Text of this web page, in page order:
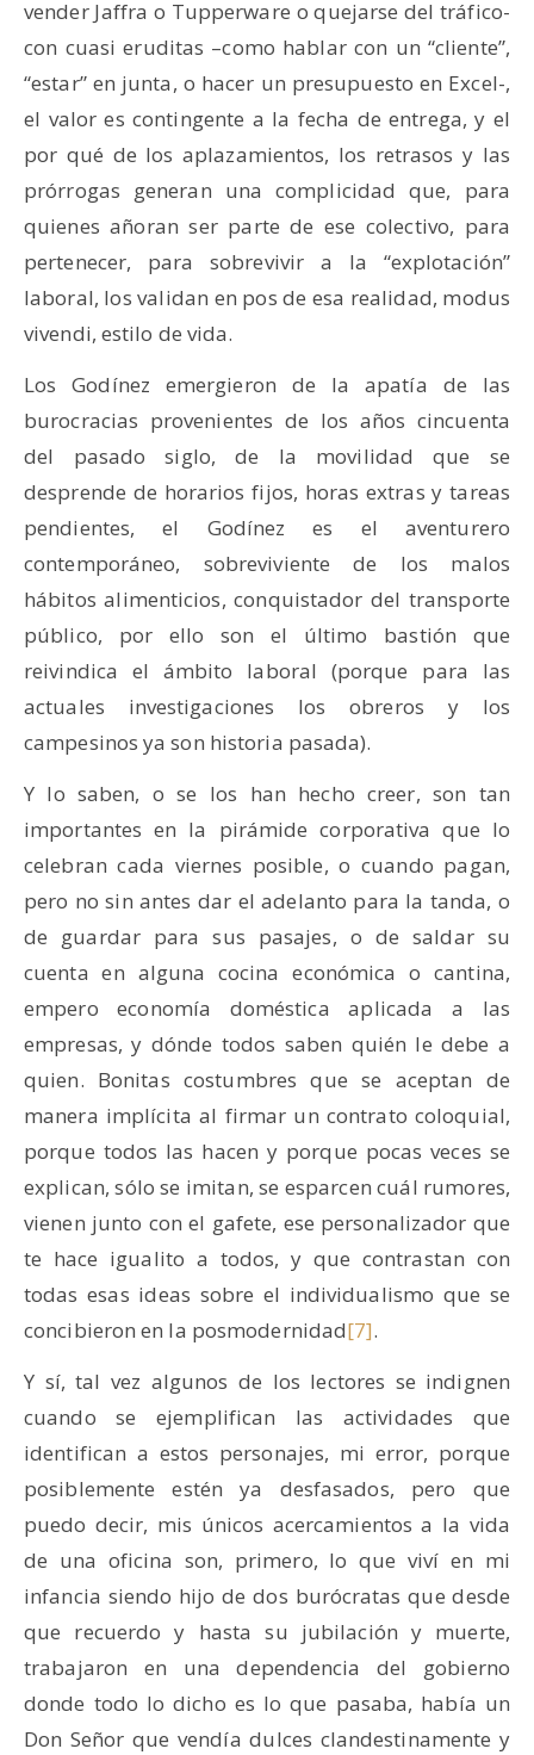
vender Jaffra o Tupperware o quejarse del tráfico-
con cuasi eruditas –como hablar con un “cliente”,
“estar” en junta, o hacer un presupuesto en Excel-,
el valor es contingente a la fecha de entrega, y el
por qué de los aplazamientos, los retrasos y las
prórrogas generan una complicidad que, para
quienes añoran ser parte de ese colectivo, para
pertenecer, para sobrevivir a la “explotación”
laboral, los validan en pos de esa realidad, modus
vivendi, estilo de vida.
Los Godínez emergieron de la apatía de las
burocracias provenientes de los años cincuenta
del pasado siglo, de la movilidad que se
desprende de horarios fijos, horas extras y tareas
pendientes, el Godínez es el aventurero
contemporáneo, sobreviviente de los malos
hábitos alimenticios, conquistador del transporte
público, por ello son el último bastión que
reivindica el ámbito laboral (porque para las
actuales investigaciones los obreros y los
campesinos ya son historia pasada).
Y lo saben, o se los han hecho creer, son tan
importantes en la pirámide corporativa que lo
celebran cada viernes posible, o cuando pagan,
pero no sin antes dar el adelanto para la tanda, o
de guardar para sus pasajes, o de saldar su
cuenta en alguna cocina económica o cantina,
empero economía doméstica aplicada a las
empresas, y dónde todos saben quién le debe a
quien. Bonitas costumbres que se aceptan de
manera implícita al firmar un contrato coloquial,
porque todos las hacen y porque pocas veces se
explican, sólo se imitan, se esparcen cuál rumores,
vienen junto con el gafete, ese personalizador que
te hace igualito a todos, y que contrastan con
todas esas ideas sobre el individualismo que se
concibieron en la posmodernidad[7].
Y sí, tal vez algunos de los lectores se indignen
cuando se ejemplifican las actividades que
identifican a estos personajes, mi error, porque
posiblemente estén ya desfasados, pero que
puedo decir, mis únicos acercamientos a la vida
de una oficina son, primero, lo que viví en mi
infancia siendo hijo de dos burócratas que desde
que recuerdo y hasta su jubilación y muerte,
trabajaron en una dependencia del gobierno
donde todo lo dicho es lo que pasaba, había un
Don Señor que vendía dulces clandestinamente y